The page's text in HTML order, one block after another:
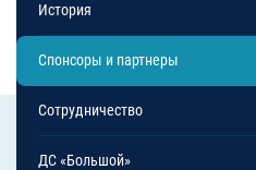
История
Спонсоры и партнеры
Сотрудничество
ДС «Большой»